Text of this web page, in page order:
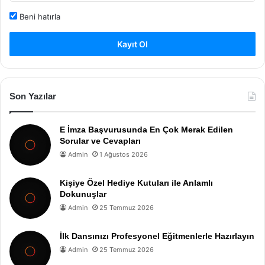
Beni hatırla
Kayıt Ol
Son Yazılar
E İmza Başvurusunda En Çok Merak Edilen
Sorular ve Cevapları
Admin 1 Ağustos 2026
Kişiye Özel Hediye Kutuları ile Anlamlı
Dokunuşlar
Admin 25 Temmuz 2026
İlk Dansınızı Profesyonel Eğitmenlerle Hazırlayın
Admin 25 Temmuz 2026